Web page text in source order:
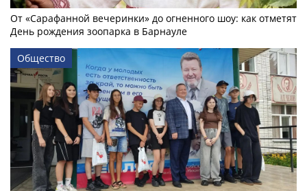
От «Сарафанной вечеринки» до огненного шоу: как отметят
День рождения зоопарка в Барнауле
Общество